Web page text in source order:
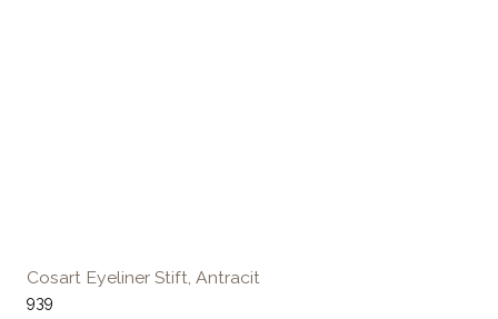
Cosart Eyeliner Stift, Antracit
939